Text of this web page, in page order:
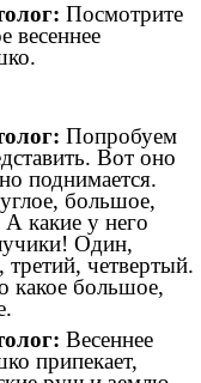
Посмотрите
весеннее
Попробуем
Вот оно
поднимается.
большое,
А какие у него
Один,
третий, четвертый.
какое большое,
Весеннее
припекает,